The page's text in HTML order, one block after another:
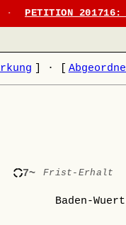
· PETITION 201716:
·
7~ Frist-Erhalt
Baden-